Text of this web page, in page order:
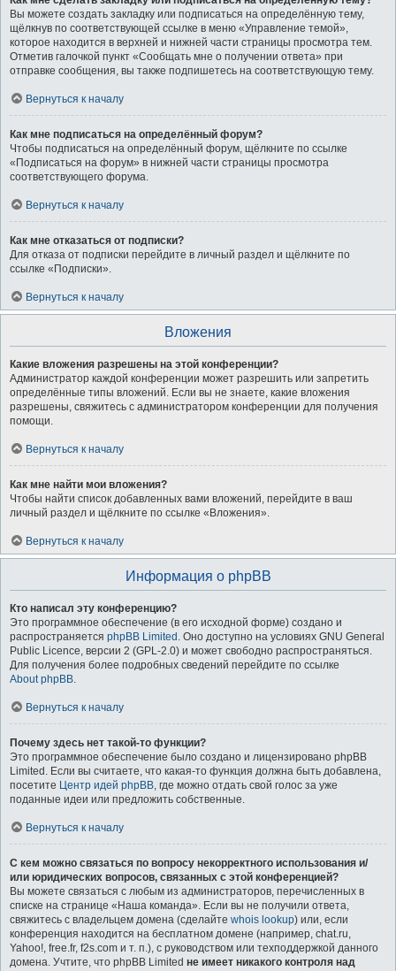
Вы можете создать закладку или подписаться на определённую тему,
щёлкнув по соответствующей ссылке в меню «Управление темой»,
которое находится в верхней и нижней части страницы просмотра тем.
Отметив галочкой пункт «Сообщать мне о получении ответа» при
отправке сообщения, вы также подпишетесь на соответствующую тему.
Вернуться к началу
Как мне подписаться на определённый форум?
Чтобы подписаться на определённый форум, щёлкните по ссылке
«Подписаться на форум» в нижней части страницы просмотра
соответствующего форума.
Вернуться к началу
Как мне отказаться от подписки?
Для отказа от подписки перейдите в личный раздел и щёлкните по
ссылке «Подписки».
Вернуться к началу
Вложения
Какие вложения разрешены на этой конференции?
Администратор каждой конференции может разрешить или запретить
определённые типы вложений. Если вы не знаете, какие вложения
разрешены, свяжитесь с администратором конференции для получения
помощи.
Вернуться к началу
Как мне найти мои вложения?
Чтобы найти список добавленных вами вложений, перейдите в ваш
личный раздел и щёлкните по ссылке «Вложения».
Вернуться к началу
Информация о phpBB
Кто написал эту конференцию?
Это программное обеспечение (в его исходной форме) создано и
распространяется phpBB Limited . Оно доступно на условиях GNU General
Public Licence, версии 2 (GPL-2.0) и может свободно распространяться.
Для получения более подробных сведений перейдите по ссылке
About phpBB.
Вернуться к началу
Почему здесь нет такой-то функции?
Это программное обеспечение было создано и лицензировано phpBB
Limited. Если вы считаете, что какая-то функция должна быть добавлена,
посетите Центр идей phpBB, где можно отдать свой голос за уже
поданные идеи или предложить собственные.
Вернуться к началу
С кем можно связаться по вопросу некорректного использования и/
или юридических вопросов, связанных с этой конференцией?
Вы можете связаться с любым из администраторов, перечисленных в
списке на странице «Наша команда». Если вы не получили ответа,
свяжитесь с владельцем домена (сделайте whois lookup) или, если
конференция находится на бесплатном домене (например, chat.ru,
Yahoo!, free.fr, f2s.com и т. п.), с руководством или техподдержкой данного
домена. Учтите, что phpBB Limited не имеет никакого контроля над